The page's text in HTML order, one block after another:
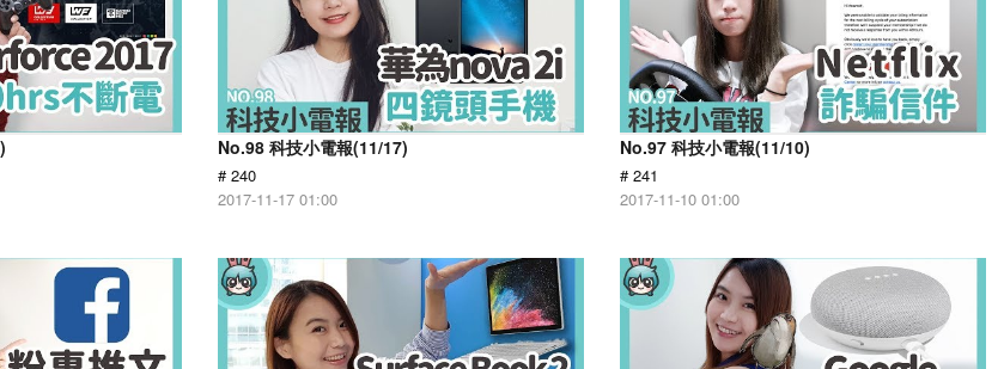
No.98 科技小電報(11/17)
# 240
2017-11-17 01:00
No.97 科技小電報(11/10)
# 241
2017-11-10 01:00